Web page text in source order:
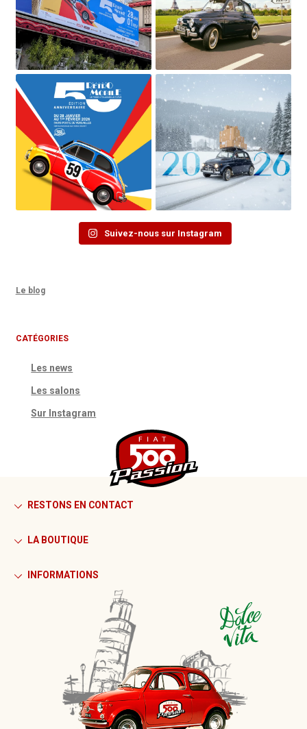
Suivez-nous sur Instagram
Le blog
CATÉGORIES
Les news
Les salons
Sur Instagram
RESTONS EN CONTACT
LA BOUTIQUE
INFORMATIONS